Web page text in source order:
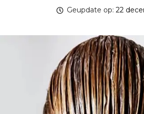
Geupdate op: 22